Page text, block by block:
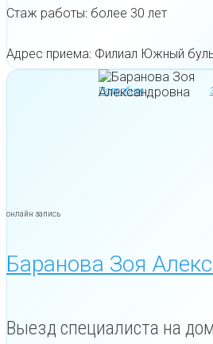
Стаж работы: более 30 лет
Адрес приема: Филиал Южный
Подробнее
онлайн запись
Баранова Зоя
Выезд специалиста на